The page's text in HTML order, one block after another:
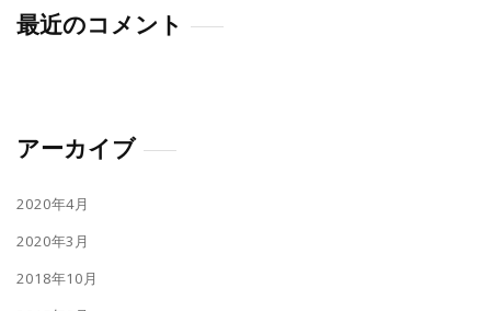
最近のコメント
アーカイブ
2020年4月
2020年3月
2018年10月